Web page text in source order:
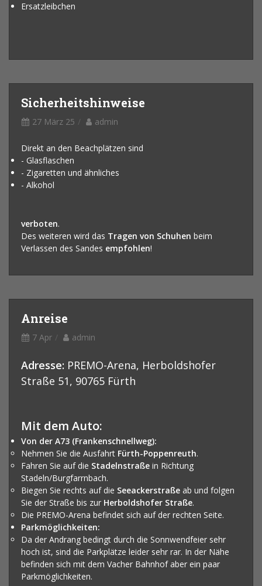
Ersatzleibchen
Sicherheitshinweise
27 März 25 admin
Direkt an den Beachplätzen sind
- Glasflaschen
- Zigaretten und ähnliches
- Alkohol
verboten.
Des weiteren wird das Tragen von Schuhen beim
Verlassen des Sandes empfohlen!
Anreise
7 Apr admin
Adresse: PREMO-Arena, Herboldshofer
Straße 51, 90765 Fürth
Mit dem Auto:
Von der A73 (Frankenschnellweg):
Nehmen Sie die Ausfahrt Fürth-Poppenreuth.
Fahren Sie auf die Stadelnstraße in Richtung
Stadeln/Burgfarrnbach.
Biegen Sie rechts auf die Seeackerstraße ab und folgen
Sie der Straße bis zur Herboldshofer Straße.
Die PREMO-Arena befindet sich auf der rechten Seite.
Parkmöglichkeiten:
Da der Andrang bedingt durch die Sonnwendfeier sehr
hoch ist, sind die Parkplätze leider sehr rar. In der Nähe
befinden sich mit dem Vacher Bahnhof aber ein paar
Parkmöglichkeiten.